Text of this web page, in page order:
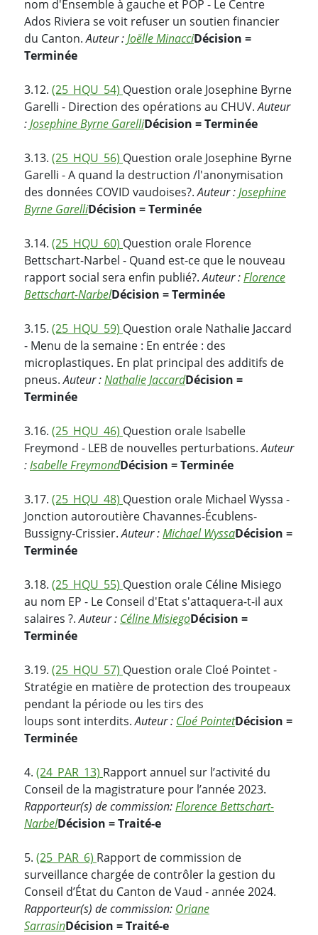
nom d'Ensemble à gauche et POP - Le Centre
Ados Riviera se voit refuser un soutien financier
du Canton.Auteur :Joëlle MinacciDécision =
Terminée
3.12. (25_HQU_54) Question orale Josephine Byrne
Garelli - Direction des opérations au CHUV.Auteur
:Josephine Byrne GarelliDécision = Terminée
3.13. (25_HQU_56) Question orale Josephine Byrne
Garelli - A quand la destruction /l'anonymisation
des données COVID vaudoises?.Auteur :Josephine
Byrne GarelliDécision = Terminée
3.14. (25_HQU_60) Question orale Florence
Bettschart-Narbel - Quand est-ce que le nouveau
rapport social sera enfin publié?.Auteur :Florence
Bettschart-NarbelDécision = Terminée
3.15. (25_HQU_59) Question orale Nathalie Jaccard
- Menu de la semaine : En entrée : des
microplastiques. En plat principal des additifs de
pneus.Auteur :Nathalie JaccardDécision =
Terminée
3.16. (25_HQU_46) Question orale Isabelle
Freymond - LEB de nouvelles perturbations.Auteur
:Isabelle FreymondDécision = Terminée
3.17. (25_HQU_48) Question orale Michael Wyssa -
Jonction autoroutière Chavannes-Écublens-
Bussigny-Crissier.Auteur :Michael WyssaDécision =
Terminée
3.18. (25_HQU_55) Question orale Céline Misiego
au nom EP - Le Conseil d'Etat s'attaquera-t-il aux
salaires ?.Auteur : Céline MisiegoDécision =
Terminée
3.19. (25_HQU_57) Question orale Cloé Pointet -
Stratégie en matière de protection des troupeaux
pendant la période ou les tirs des
loups sont interdits.Auteur : Cloé PointetDécision =
Terminée
4. (24_PAR_13) Rapport annuel sur l’activité du
Conseil de la magistrature pour l’année 2023.
Rapporteur(s) de commission:Florence Bettschart-
NarbelDécision = Traité-e
5. (25_PAR_6) Rapport de commission de
surveillance chargée de contrôler la gestion du
Conseil d’État du Canton de Vaud - année 2024.
Rapporteur(s) de commission: Oriane
SarrasinDécision = Traité-e